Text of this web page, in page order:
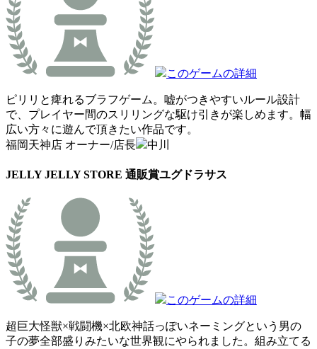
このゲームの詳細
ピリリと痺れるブラフゲーム。嘘がつきやすいルール設計
で、プレイヤー間のスリリングな駆け引きが楽しめます。幅
広い方々に遊んで頂きたい作品です。
福岡天神店 オーナー/店長
中川
JELLY JELLY STORE 通販賞ユグドラサス
このゲームの詳細
超巨大怪獣×戦闘機×北欧神話っぽいネーミングという男の
子の夢全部盛りみたいな世界観にやられました。組み立てる